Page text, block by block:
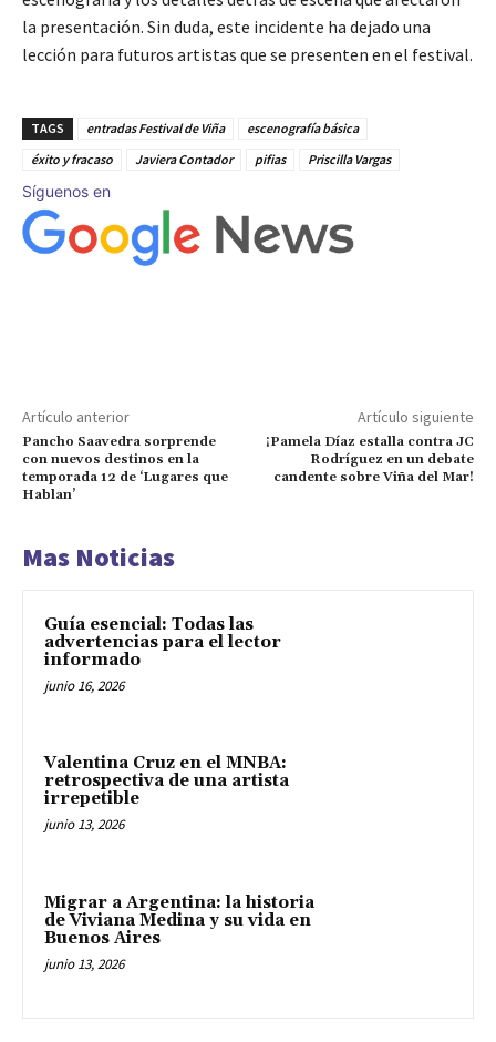
la presentación. Sin duda, este incidente ha dejado una
lección para futuros artistas que se presenten en el festival.
TAGS entradas Festival de Viña
escenografía básica
éxito y fracaso
Javiera Contador pifias Priscilla Vargas
Síguenos en
Artículo anterior
Pancho Saavedra sorprende
con nuevos destinos en la
temporada 12 de ‘Lugares que
Hablan’
Artículo siguiente
¡Pamela Díaz estalla contra JC
Rodríguez en un debate
candente sobre Viña del Mar!
Mas Noticias
Guía esencial: Todas las
advertencias para el lector
informado
junio 16, 2026
Valentina Cruz en el MNBA:
retrospectiva de una artista
irrepetible
junio 13, 2026
Migrar a Argentina: la historia
de Viviana Medina y su vida en
Buenos Aires
junio 13, 2026